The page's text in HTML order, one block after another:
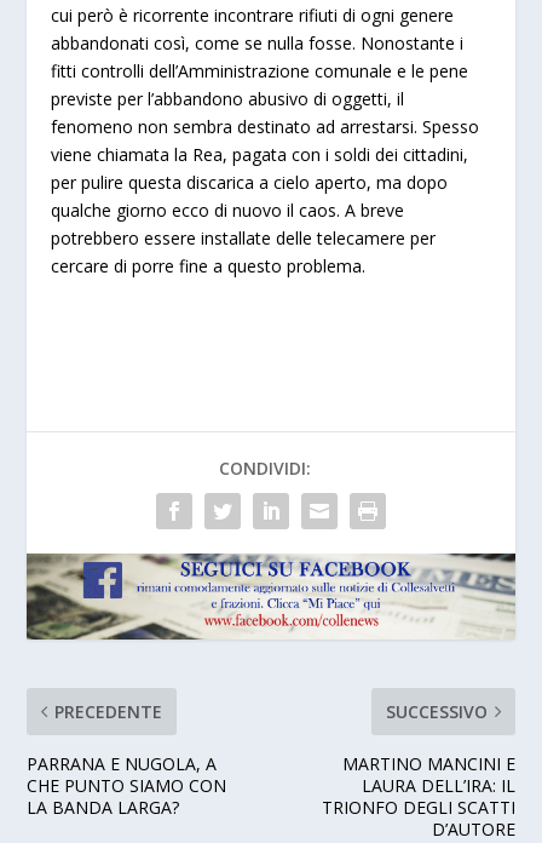
cui però è ricorrente incontrare rifiuti di ogni genere
abbandonati così, come se nulla fosse. Nonostante i
fitti controlli dell’Amministrazione comunale e le pene
previste per l’abbandono abusivo di oggetti, il
fenomeno non sembra destinato ad arrestarsi. Spesso
viene chiamata la Rea, pagata con i soldi dei cittadini,
per pulire questa discarica a cielo aperto, ma dopo
qualche giorno ecco di nuovo il caos. A breve
potrebbero essere installate delle telecamere per
cercare di porre fine a questo problema.
CONDIVIDI:
PRECEDENTE
PARRANA E NUGOLA, A
CHE PUNTO SIAMO CON
LA BANDA LARGA?
SUCCESSIVO
MARTINO MANCINI E
LAURA DELL’IRA: IL
TRIONFO DEGLI SCATTI
D’AUTORE